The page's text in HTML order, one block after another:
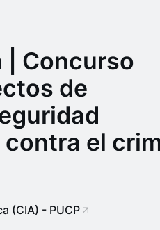
| Concurso
de
el
(CIA) - PUCP